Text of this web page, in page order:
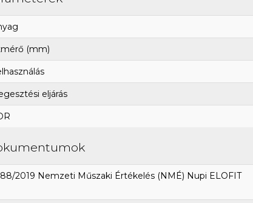
(mm)
eljárás
2019 Nemzeti Műszaki Értékelés (NMÉ) Nupi ELOFIT